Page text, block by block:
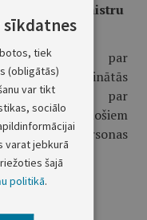
(19.12.95. Ministru
3. pielikums)
informāciju par
pašnodarbinātās
uzņēmumu, par
apliecinošiem
personas
tiek
(obligātās)
var tikt
sociālo
varat jebkurā
šajā
politikā.